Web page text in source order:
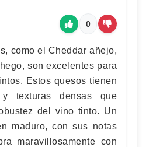
0
como el Cheddar añejo,
son excelentes para
Estos quesos tienen
y texturas densas que
del vino tinto. Un
maduro, con sus notas
maravillosamente con